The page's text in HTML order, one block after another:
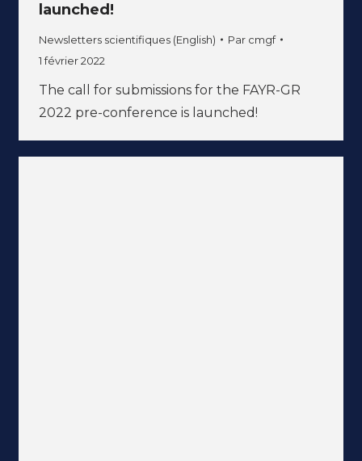
launched!
Newsletters scientifiques (English) Par cmgf
1 février 2022
The call for submissions for the FAYR-GR
2022 pre-conference is launched!